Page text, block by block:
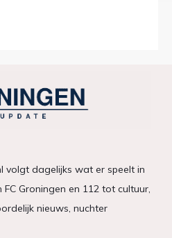
volgt dagelijks wat er speelt in
Groningen en 112 tot cultuur,
nieuws, nuchter